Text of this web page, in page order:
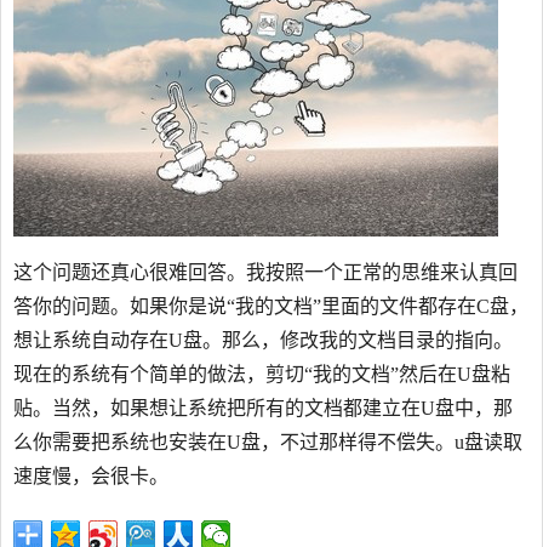
这个问题还真心很难回答。我按照一个正常的思维来认真回
答你的问题。如果你是说“我的文档”里面的文件都存在C盘，
想让系统自动存在U盘。那么，修改我的文档目录的指向。
现在的系统有个简单的做法，剪切“我的文档”然后在U盘粘
贴。当然，如果想让系统把所有的文档都建立在U盘中，那
么你需要把系统也安装在U盘，不过那样得不偿失。u盘读取
速度慢，会很卡。